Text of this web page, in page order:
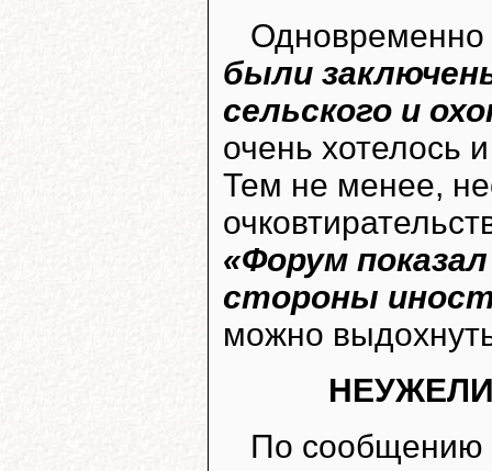
Одновременно
были
сельского и
очень хотелось
Тем не менее,
«Форум
стороны
можно
По сообщению